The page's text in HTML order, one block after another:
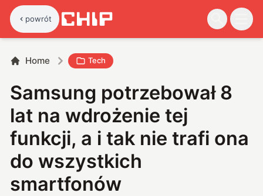
powrót
Home Tech
Samsung potrzebował 8
lat na wdrożenie tej
funkcji, a i tak nie trafi ona
do wszystkich
smartfonów